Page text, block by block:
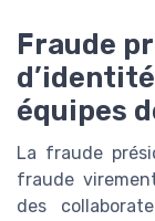
Fraude
équipes
La fraude
fraude
des